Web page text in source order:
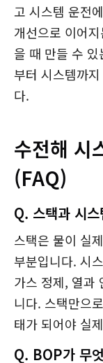
고 시스템 운전
개선으로 이어
을 때 만들 수
부터 시스템까
다.
수전해 시
(FAQ)
Q. 스택과 시
스택은 물이 실
부분입니다. 시
가스 정제, 열과
니다. 스택만으
태가 되어야 실
Q. BOP가 무